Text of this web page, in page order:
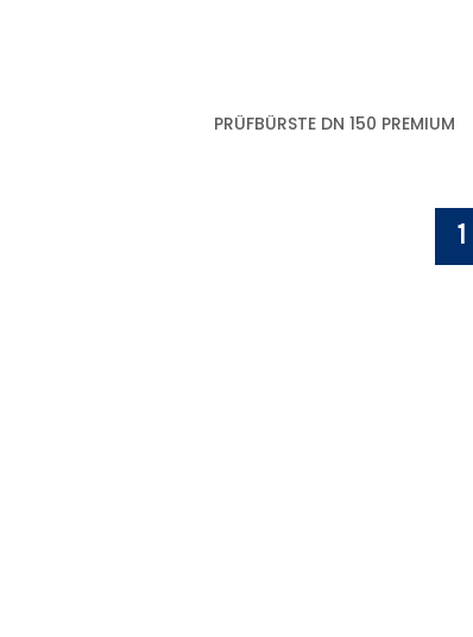
PRÜFBÜRSTE DN 150 PREMIUM
1